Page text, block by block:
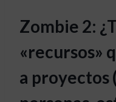
Zombie 2:
«recursos»
a proyectos